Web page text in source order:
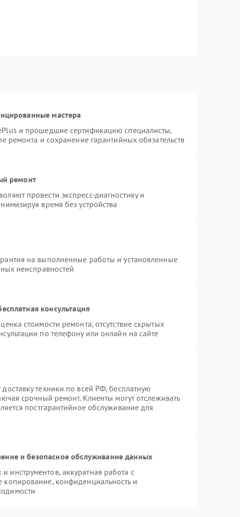
мастера
и прошедшие сертификацию специалисты,
ремонта и сохранение гарантийных обязательств
ремонт
провести экспресс-диагностику и
время без устройства
на выполненные работы и установленные
неисправностей
консультация
стоимости ремонта, отсутствие скрытых
по телефону или онлайн на сайте
техники по всей РФ, бесплатную
срочный ремонт. Клиенты могут отслеживать
постгарантийное обслуживание для
и безопасное обслуживание данных
аккуратная работа с
конфиденциальность и